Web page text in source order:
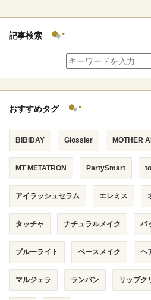
記事検索
おすすめタグ
BIBIDAY Glossier MOTHER
MT METATRON PartySmart
アイラッシュセラム エレミス
タッチャ ナチュラルメイク パ
ブルーライト ベースメイク ヘ
マルジェラ ランバン リップク